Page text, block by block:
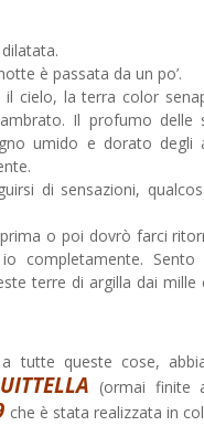
è passata da un po’.
cielo, la terra color
Il profumo
umido e dorato degli
di sensazioni,
o poi dovrò farci
completamente.
terre di argilla dai
tutte queste cose,
(ormai finite
che è stata realizzata in